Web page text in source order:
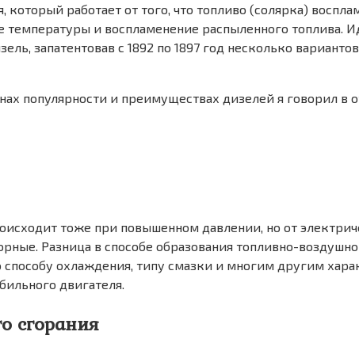
работает от того, что топливо (солярка)
и воспламенение распыленного топлива.
запатентовав с 1892 по 1897 год несколько
популярности и преимуществах дизелей я говорил в
тоже при повышенном давлении, но от
Разница в способе образования топливно-
охлаждения, типу смазки и многим другим
двигателя.
сгорания